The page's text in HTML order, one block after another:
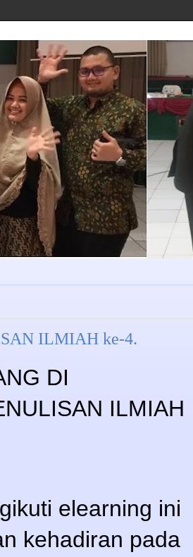
ILMIAH ke-4.
DI
ILMIAH
elearning ini
kehadiran pada